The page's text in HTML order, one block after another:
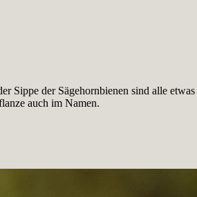
Sippe der Sägehornbienen sind alle
auch im Namen.